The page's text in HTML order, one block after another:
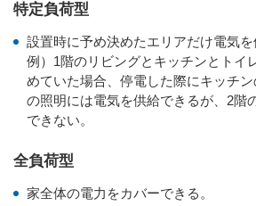
特定負荷型
設置時に予め決めたエリアだけ電気を
例）1階のリビングとキッチンとトイ
めていた場合、停電した際にキッチ
の照明には電気を供給できるが、2階
できない。
全負荷型
家全体の電力をカバーできる。